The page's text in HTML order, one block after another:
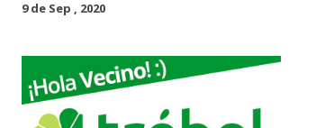
9 de Sep , 2020